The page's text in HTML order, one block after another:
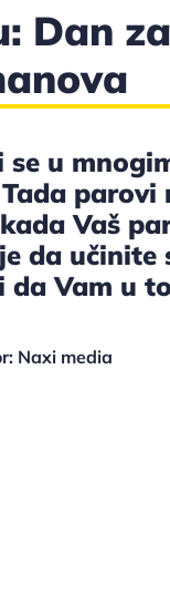
Dan
u
parovi
Vaš
da
da Vam u
Naxi media